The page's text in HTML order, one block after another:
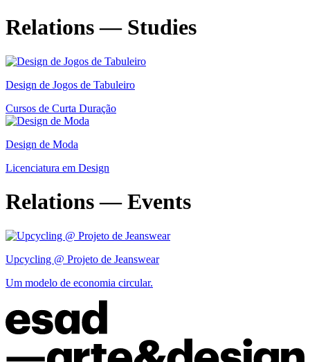
Relations — Studies
Design de Jogos de Tabuleiro
Cursos de Curta Duração
Design de Moda
Licenciatura em Design
Relations — Events
Upcycling @ Projeto de Jeanswear
Um modelo de economia circular.